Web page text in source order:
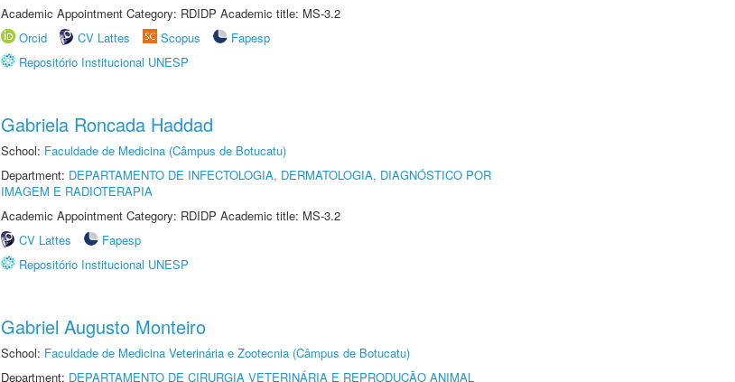
Academic Appointment Category: RDIDP Academic title: MS-3.2
Orcid
CV Lattes Scopus
Fapesp
Repositório Institucional UNESP
Gabriela Roncada Haddad
School: Faculdade de Medicina (Câmpus de Botucatu)
Department: DEPARTAMENTO DE INFECTOLOGIA, DERMATOLOGIA, DIAGNÓSTICO POR
IMAGEM E RADIOTERAPIA
Academic Appointment Category: RDIDP Academic title: MS-3.2
CV Lattes
Fapesp
Repositório Institucional UNESP
Gabriel Augusto Monteiro
School: Faculdade de Medicina Veterinária e Zootecnia (Câmpus de Botucatu)
Department: DEPARTAMENTO DE CIRURGIA VETERINÁRIA E REPRODUÇÃO ANIMAL